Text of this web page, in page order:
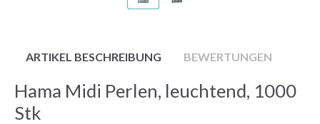
ARTIKEL BESCHREIBUNG BEWERTUNGEN
Hama Midi Perlen, leuchtend, 1000
Stk